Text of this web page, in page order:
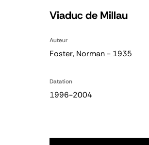
Viaduc de Millau
Auteur
Foster, Norman - 1935
Datation
1996-2004